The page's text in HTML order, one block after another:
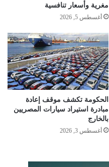
مغرية وأسعار تنافسية
أغسطس 5, 2026
الحكومة تكشف موقف إعادة
مبادرة استيراد سيارات المصريين
بالخارج
أغسطس 3, 2026